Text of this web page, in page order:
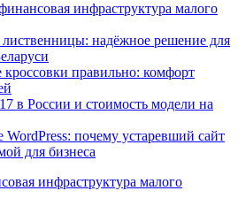
инфраструктура малого
надёжное решение для
правильно: комфорт
в России и стоимость модели на
почему устаревший сайт
для бизнеса
инфраструктура малого